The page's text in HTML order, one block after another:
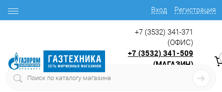
Вход Регистрация
+7 (3532) 341-371
(ОФИС)
+7 (3532) 341-509
(МАГАЗИН)